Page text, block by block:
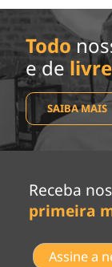
Todo
e de livre
SAIBA MAIS
Receba
primeira
Assine a